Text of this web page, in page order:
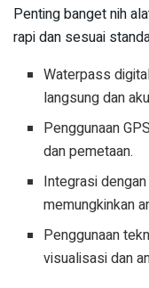
Penting banget nih
rapi dan sesuai
Waterpass
langsung dan
Penggunaan
dan pemetaan.
Integrasi
memungkinkan
Penggunaan
visualisasi dan